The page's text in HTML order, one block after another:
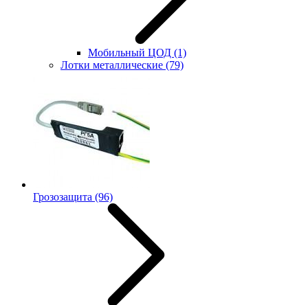
Мобильный ЦОД (1)
Лотки металлические (79)
Грозозащита (96)